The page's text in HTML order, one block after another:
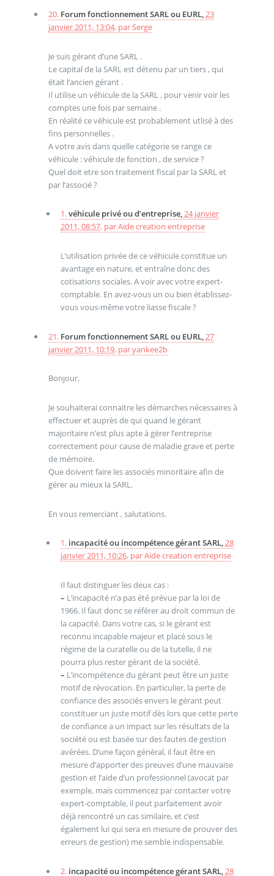
20. Forum fonctionnement SARL ou EURL,23
janvier 2011, 13:04, parSerge
Je suis gérant d’une SARL .
Le capital de la SARL est détenu par un tiers , qui
était l’ancien gérant .
Il utilise un véhicule de la SARL , pour venir voir les
comptes une fois par semaine .
En réalité ce véhicule est probablement utlisé à des
fins personnelles .
A votre avis dans quelle catégorie se range ce
véhicule : véhicule de fonction , de service ?
Quel doit etre son traitement fiscal par la SARL et
par l’associé ?
1.véhicule privé ou d’entreprise,24 janvier
2011, 08:57, parAide creation entreprise
L’utilisation privée de ce véhicule constitue un
avantage en nature, et entraîne donc des
cotisations sociales. A voir avec votre expert-
comptable. En avez-vous un ou bien établissez-
vous vous-même votre liasse fiscale ?
21. Forum fonctionnement SARL ou EURL,27
janvier 2011, 10:19, paryankee2b
Bonjour,
Je souhaiterai connaitre les démarches nécessaires à
effectuer et auprès de qui quand le gérant
majoritaire n’est plus apte à gérer l’entreprise
correctement pour cause de maladie grave et perte
de mémoire.
Que doivent faire les associés minoritaire afin de
gérer au mieux la SARL.
En vous remerciant , salutations.
1. incapacité ou incompétence gérant SARL,28
janvier 2011, 10:26, parAide creation entreprise
Il faut distinguer les deux cas :
– L’incapacité n’a pas été prévue par la loi de
1966. Il faut donc se référer au droit commun de
la capacité. Dans votre cas, si le gérant est
reconnu incapable majeur et placé sous le
régime de la curatelle ou de la tutelle, il ne
pourra plus rester gérant de la société.
– L’incompétence du gérant peut être un juste
motif de révocation. En particulier, la perte de
confiance des associés envers le gérant peut
constituer un juste motif dès lors que cette perte
de confiance a un impact sur les résultats de la
société ou est basée sur des fautes de gestion
avérées. D’une façon général, il faut être en
mesure d’apporter des preuves d’une mauvaise
gestion et l’aide d’un professionnel (avocat par
exemple, mais commencez par contacter votre
expert-comptable, il peut parfaitement avoir
déjà rencontré un cas similaire, et c’est
également lui qui sera en mesure de prouver des
erreurs de gestion) me semble indispensable.
2. incapacité ou incompétence gérant SARL,28